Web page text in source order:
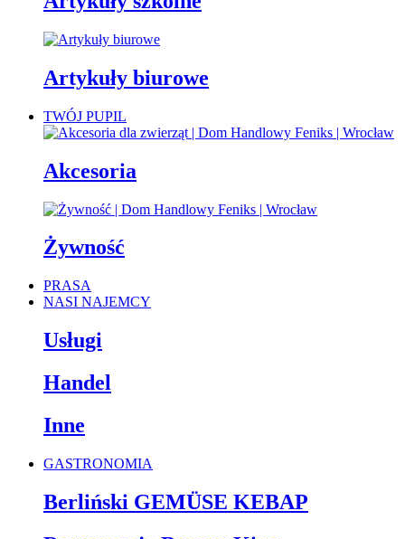
Artykuły biurowe
TWÓJ PUPIL
Akcesoria
Żywność
PRASA
NASI NAJEMCY
Usługi
Handel
Inne
GASTRONOMIA
Berliński GEMÜSE KEBAP